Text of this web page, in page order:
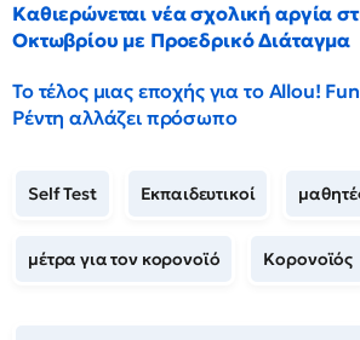
Καθιερώνεται νέα σχολική αργία
Οκτωβρίου με Προεδρικό Διάταγμα
Το τέλος μιας εποχής για το Allou!
Ρέντη αλλάζει πρόσωπο
Self Test Εκπαιδευτικοί
μέτρα για τον κορονοϊό Κορονοϊός